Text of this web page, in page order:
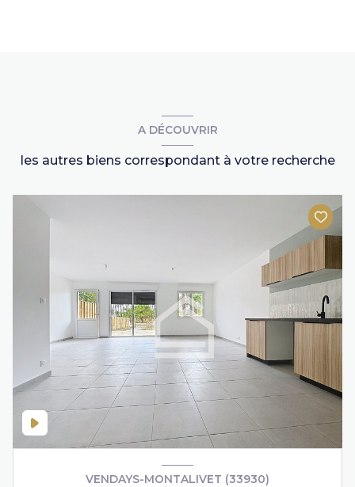
A DÉCOUVRIR
les autres biens correspondant à votre recherche
VENDAYS-MONTALIVET (33930)